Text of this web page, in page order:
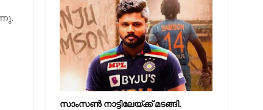
സാംസണ്‍ നാട്ടിലേയ്‌ക്ക് മടങ്ങി.